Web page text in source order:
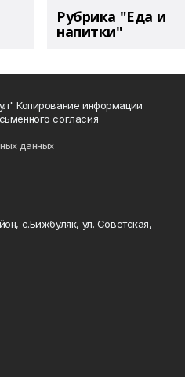
Рубрика "Еда и
напитки"
Копирование информации
согласия
данных
с.Бижбуляк, ул. Советская,